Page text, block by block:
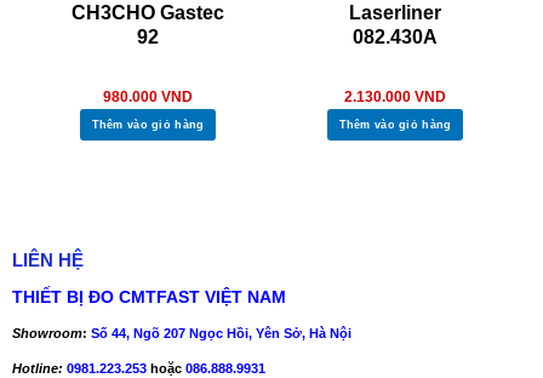
CH3CHO Gastec
92
980.000 VND
Thêm vào giỏ hàng
Laserliner
082.430A
2.130.000 VND
Thêm vào giỏ hàng
LIÊN HỆ
THIẾT BỊ ĐO CMTFAST VIỆT NAM
Showroom: Số 44, Ngõ 207 Ngọc Hồi, Yên Sở, Hà Nội
Hotline: 0981.223.253 hoặc086.888.9931